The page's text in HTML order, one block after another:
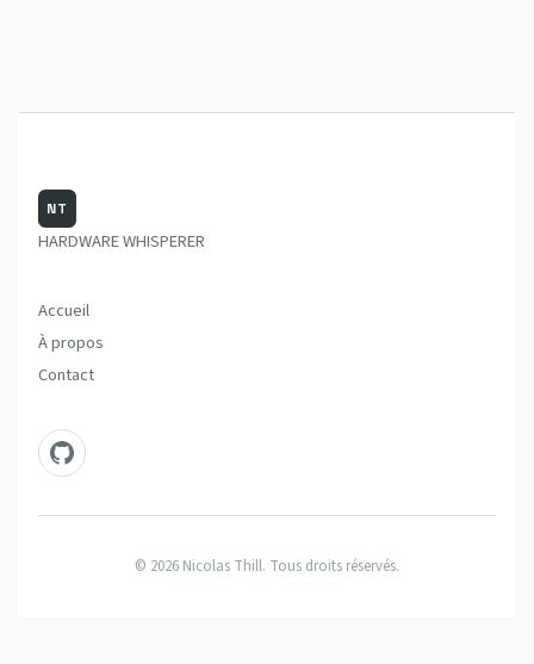
NT
HARDWARE WHISPERER
Accueil
À propos
Contact
© 2026 Nicolas Thill. Tous droits réservés.